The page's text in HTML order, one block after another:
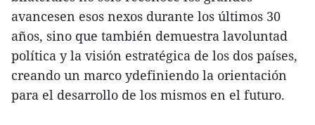
avancesen esos nexos durante los últimos 30
años, sino que también demuestra lavoluntad
política y la visión estratégica de los dos países,
creando un marco ydefiniendo la orientación
para el desarrollo de los mismos en el futuro.